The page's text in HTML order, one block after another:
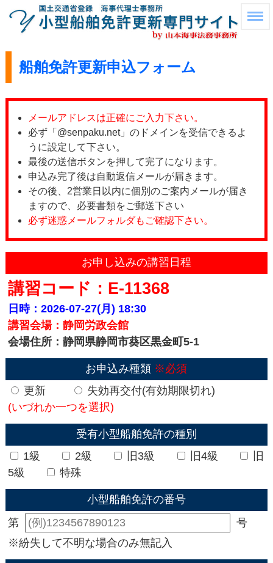
船舶免許更新申込フォーム
メールアドレスは正確にご入力下さい。
必ず「@senpaku.net」のドメインを受信できるよ
うに設定して下さい。
最後の送信ボタンを押して完了になります。
申込み完了後は自動返信メールが届きます。
その後、2営業日以内に個別のご案内メールが届き
ますので、必要書類をご郵送下さい
必ず迷惑メールフォルダもご確認下さい。
お申し込みの講習日程
講習コード：E-11368
日時：2026-07-27(月) 18:30
講習会場：静岡労政会館
会場住所：静岡県静岡市葵区黒金町5-1
お申込み種類 ※必須
更新
失効再交付(有効期限切れ)
(いづれか一つを選択)
受有小型船舶免許の種別
1級
2級 旧3級 旧4級
旧
5級
特殊
小型船舶免許の番号
第
号
※紛失して不明な場合のみ無記入